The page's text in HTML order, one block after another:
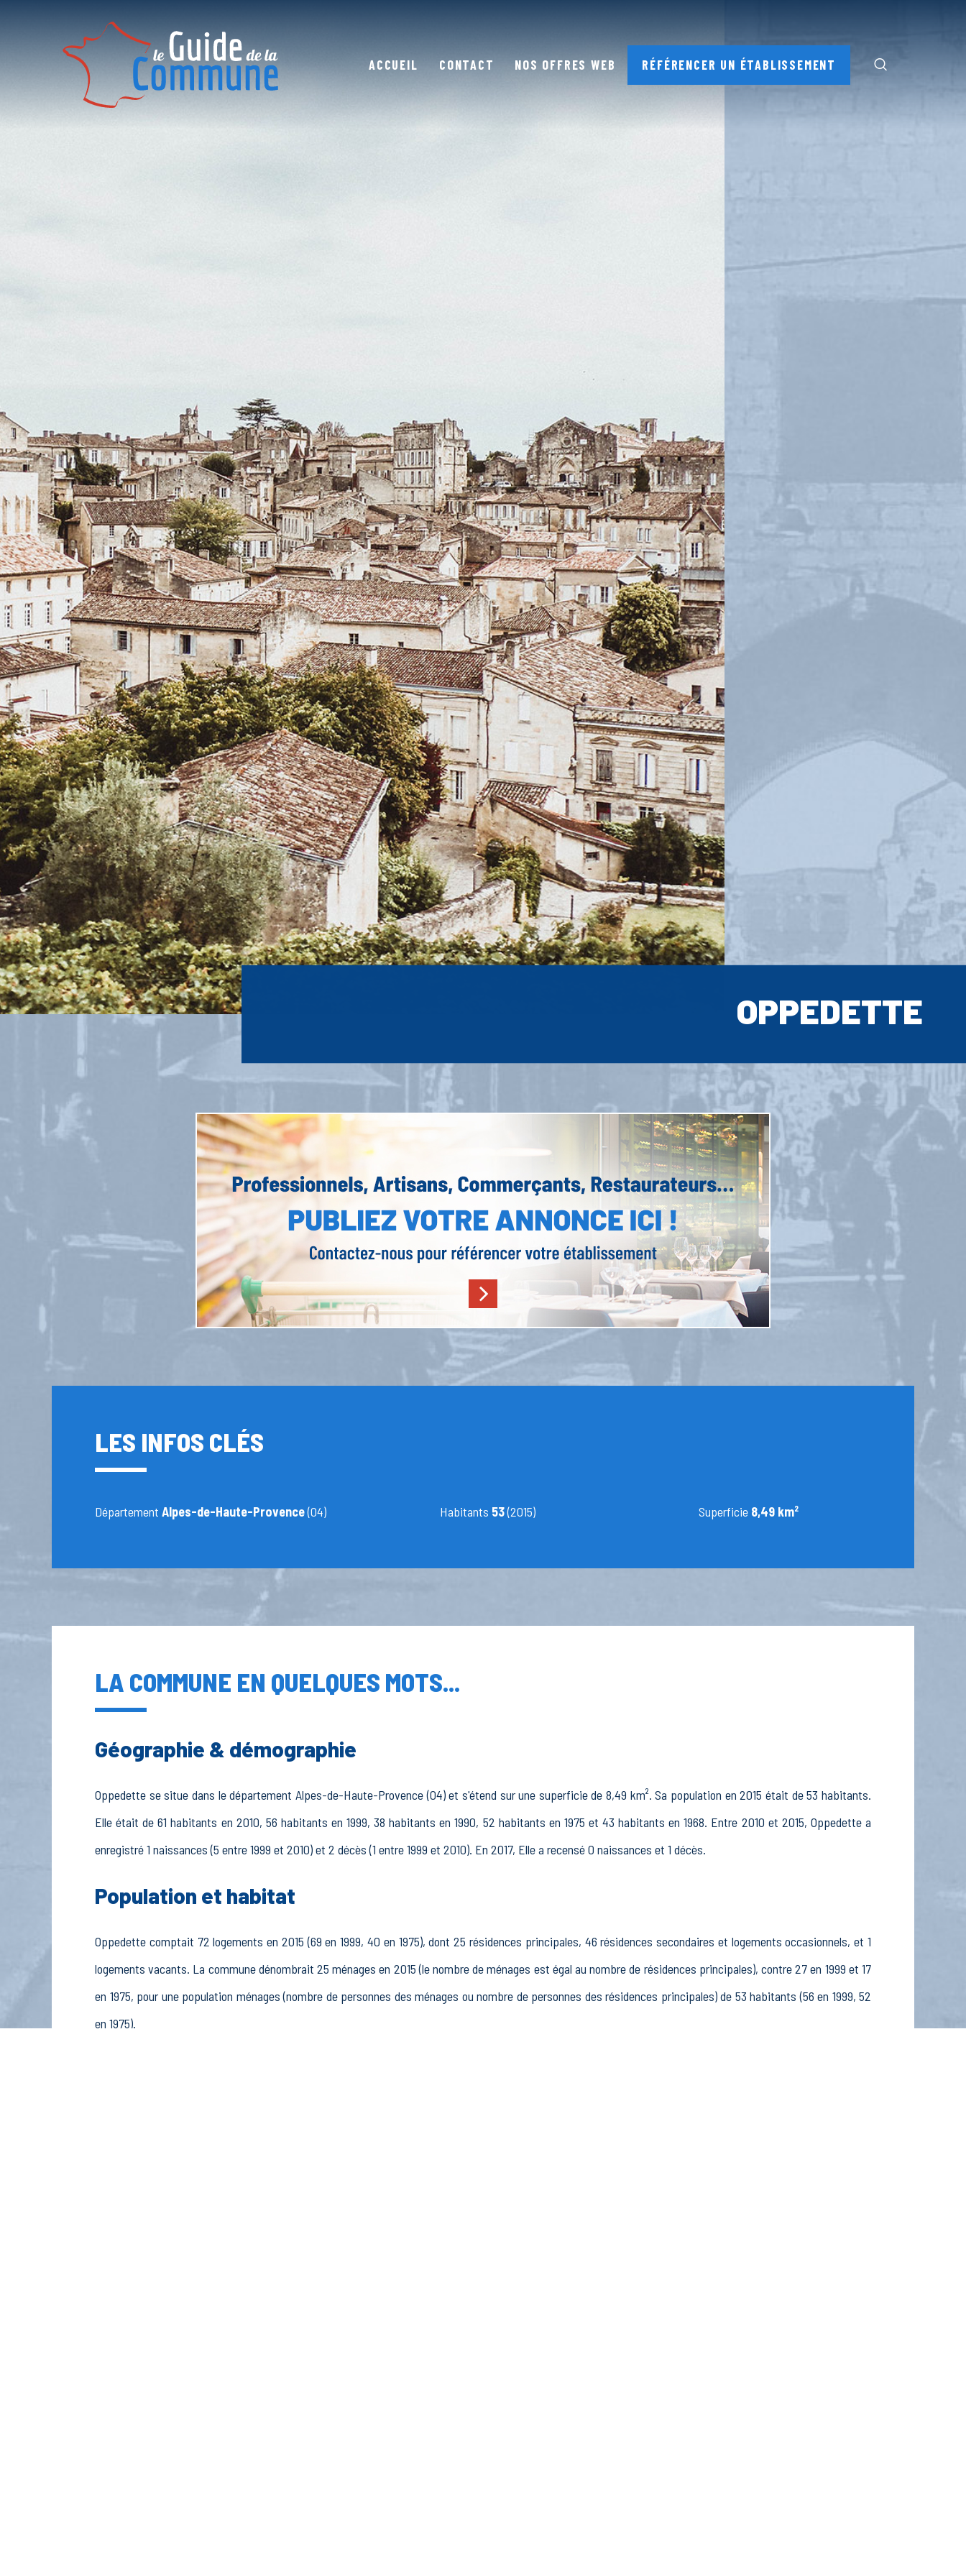
ACCUEIL CONTACT NOS OFFRES WEB RÉFÉRENCER UN ÉTABLISSEMENT
OPPEDETTE
LES INFOS CLÉS
Département Alpes-de-Haute-Provence(04) Habitants 53(2015) Superficie 8,49 km²
LA COMMUNE EN QUELQUES MOTS...
Géographie & démographie
Oppedette se situe dans le département Alpes-de-Haute-Provence (04) et s'étend sur une superficie de 8,49 km². Sa population en 2015 était de 53 habitants.
Elle était de 61 habitants en 2010, 56 habitants en 1999, 38 habitants en 1990, 52 habitants en 1975 et 43 habitants en 1968. Entre 2010 et 2015, Oppedette a
enregistré 1 naissances (5 entre 1999 et 2010) et 2 décès (1 entre 1999 et 2010). En 2017, Elle a recensé 0 naissances et 1 décès.
Population et habitat
Oppedette comptait 72 logements en 2015 (69 en 1999, 40 en 1975), dont 25 résidences principales, 46 résidences secondaires et logements occasionnels, et 1
logements vacants. La commune dénombrait 25 ménages en 2015 (le nombre de ménages est égal au nombre de résidences principales), contre 27 en 1999 et 17
en 1975, pour une population ménages (nombre de personnes des ménages ou nombre de personnes des résidences principales) de 53 habitants (56 en 1999, 52
en 1975).